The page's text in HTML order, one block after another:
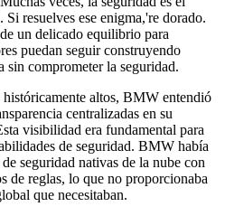
resuelves ese enigma,'re dorado.
un delicado equilibrio para
puedan seguir construyendo
sin comprometer la seguridad.
históricamente altos, BMW entendió
centralizadas en su
visibilidad era fundamental para
de seguridad. BMW había
seguridad nativas de la nube con
de reglas, lo que no proporcionaba
que necesitaban.